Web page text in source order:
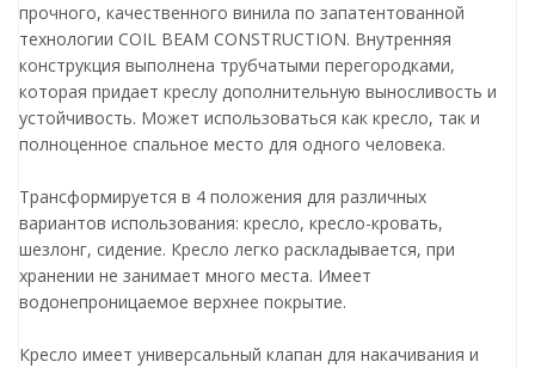
прочного, качественного винила по запатентованной
технологии COIL BEAM CONSTRUCTION. Внутренняя
конструкция выполнена трубчатыми перегородками,
которая придает креслу дополнительную выносливость и
устойчивость. Может использоваться как кресло, так и
полноценное спальное место для одного человека.
Трансформируется в 4 положения для различных
вариантов использования: кресло, кресло-кровать,
шезлонг, сидение. Кресло легко раскладывается, при
хранении не занимает много места. Имеет
водонепроницаемое верхнее покрытие.
Кресло имеет универсальный клапан для накачивания и